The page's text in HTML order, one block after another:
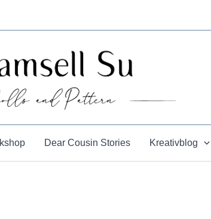
Dear Cousin Stories Kreativblog